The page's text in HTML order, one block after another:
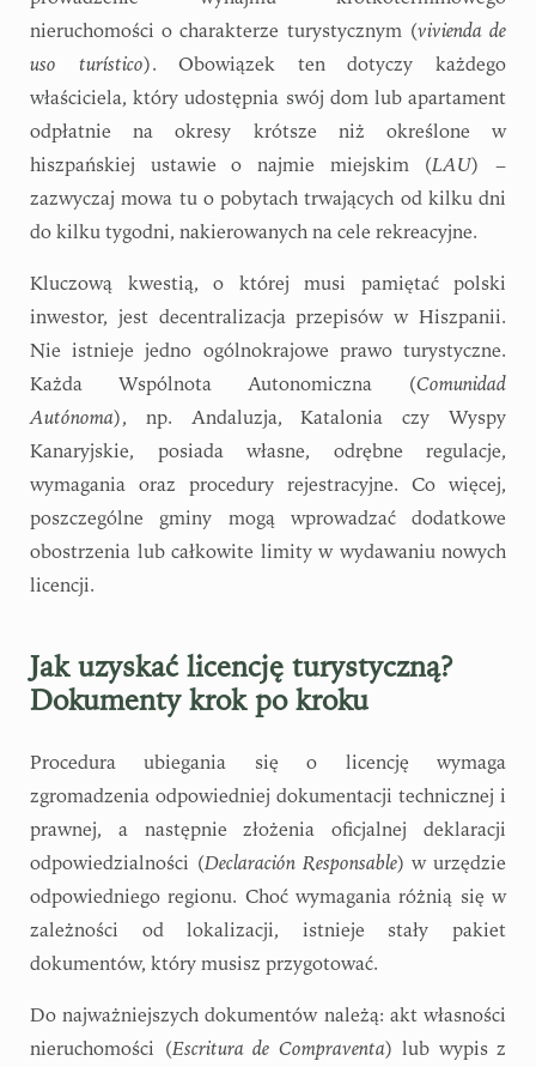
nieruchomości o charakterze turystycznym (vivienda de
uso turístico). Obowiązek ten dotyczy każdego
właściciela, który udostępnia swój dom lub apartament
odpłatnie na okresy krótsze niż określone w
hiszpańskiej ustawie o najmie miejskim (LAU) –
zazwyczaj mowa tu o pobytach trwających od kilku dni
do kilku tygodni, nakierowanych na cele rekreacyjne.
Kluczową kwestią, o której musi pamiętać polski
inwestor, jest decentralizacja przepisów w Hiszpanii.
Nie istnieje jedno ogólnokrajowe prawo turystyczne.
Każda Wspólnota Autonomiczna (Comunidad
Autónoma), np. Andaluzja, Katalonia czy Wyspy
Kanaryjskie, posiada własne, odrębne regulacje,
wymagania oraz procedury rejestracyjne. Co więcej,
poszczególne gminy mogą wprowadzać dodatkowe
obostrzenia lub całkowite limity w wydawaniu nowych
licencji.
Jak uzyskać licencję turystyczną?
Dokumenty krok po kroku
Procedura ubiegania się o licencję wymaga
zgromadzenia odpowiedniej dokumentacji technicznej i
prawnej, a następnie złożenia oficjalnej deklaracji
odpowiedzialności (Declaración Responsable) w urzędzie
odpowiedniego regionu. Choć wymagania różnią się w
zależności od lokalizacji, istnieje stały pakiet
dokumentów, który musisz przygotować.
Do najważniejszych dokumentów należą: akt własności
nieruchomości (Escritura de Compraventa) lub wypis z